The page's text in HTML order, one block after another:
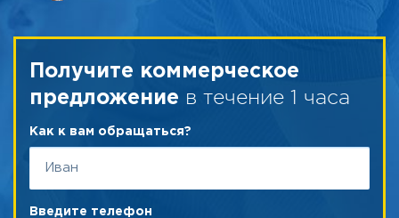
Получите коммерческое
предложение в течение 1 часа
Как к вам обращаться?
Введите телефон